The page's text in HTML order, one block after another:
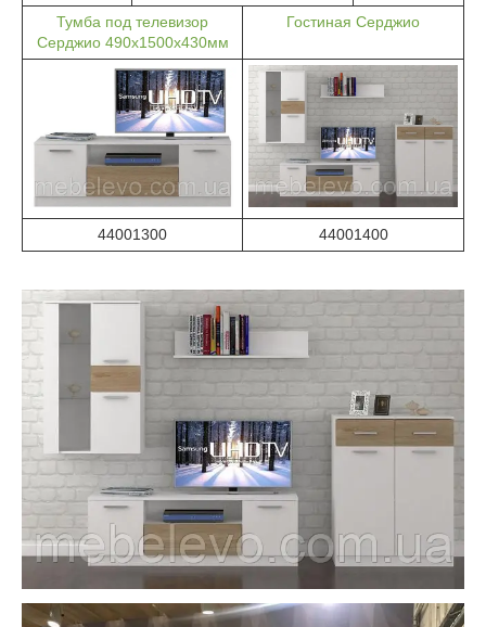
Тумба под телевизор
Серджио 490х1500х430мм
Гостиная Серджио
44001300 44001400